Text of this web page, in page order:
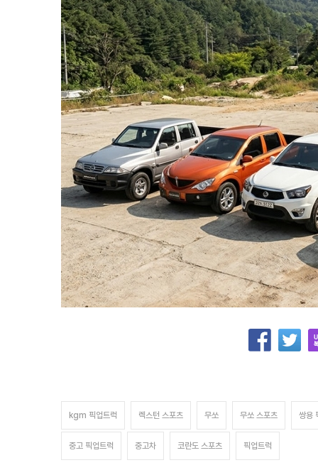
kgm 픽업트럭 렉스턴 스포츠 무쏘 무쏘 스포츠 쌍용
중고 픽업트럭 중고차 코란도 스포츠 픽업트럭